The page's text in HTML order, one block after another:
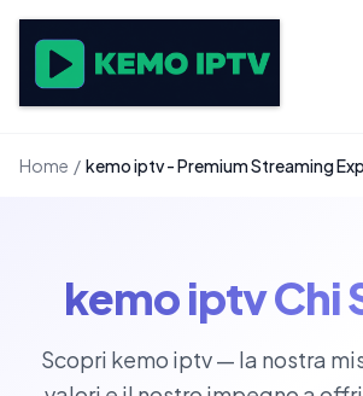
Home / kemo iptv - Premium Streaming
kemo iptv Chi
Scopri kemo iptv — la nostra